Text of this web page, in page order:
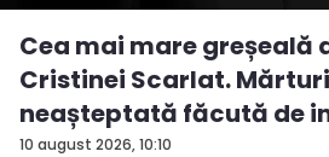
10 august 2026, 10:10
Cea mai mare greșeală
Cristinei Scarlat.
neașteptată făcută de